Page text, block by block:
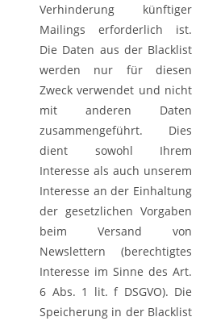
Verhinderung künftiger
Mailings erforderlich ist.
Die Daten aus der Blacklist
werden nur für diesen
Zweck verwendet und nicht
mit anderen Daten
zusammengeführt. Dies
dient sowohl Ihrem
Interesse als auch unserem
Interesse an der Einhaltung
der gesetzlichen Vorgaben
beim Versand von
Newslettern (berechtigtes
Interesse im Sinne des Art.
6 Abs. 1 lit. f DSGVO). Die
Speicherung in der Blacklist